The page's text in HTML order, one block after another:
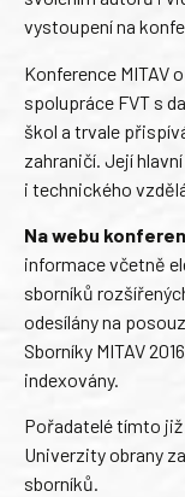
vystoupení na
Konference
spolupráce FVT s
škol a trvale
zahraničí. Její
i technického
Na webu
informace včetně
sborníků
odesílány na
Sborníky MITAV
indexovány.
Pořadatelé tímto
Univerzity obrany
sborníků.